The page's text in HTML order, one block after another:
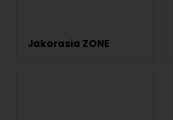
Jakorasia ZONE